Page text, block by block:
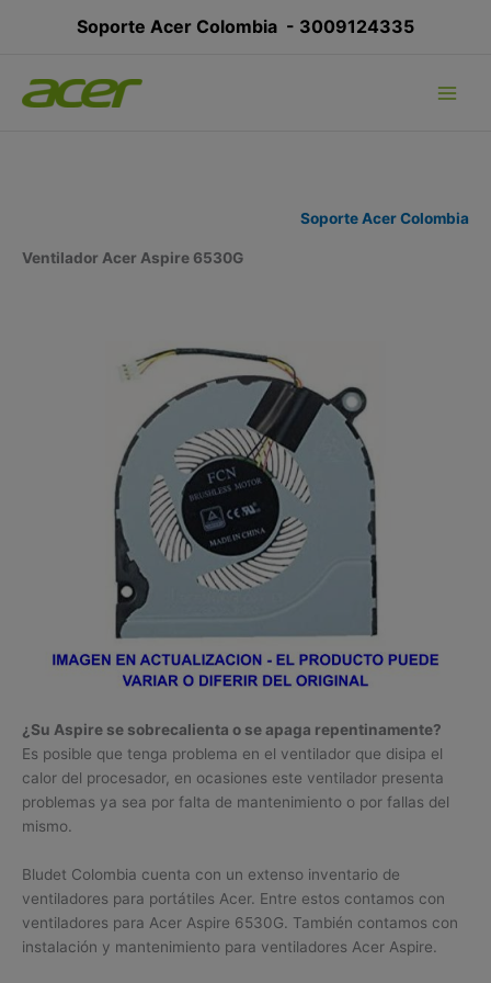
Soporte Acer Colombia - 3009124335
Soporte Acer Colombia
Ventilador Acer Aspire 6530G
¿Su Aspire se sobrecalienta o se apaga repentinamente?
Es posible que tenga problema en el ventilador que disipa el
calor del procesador, en ocasiones este ventilador presenta
problemas ya sea por falta de mantenimiento o por fallas del
mismo.
Bludet Colombia cuenta con un extenso inventario de
ventiladores para portátiles Acer. Entre estos contamos con
ventiladores para Acer Aspire 6530G. También contamos con
instalación y mantenimiento para ventiladores Acer Aspire.